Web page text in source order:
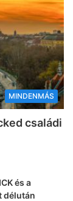
MINDENMÁS
családi
és a
délután